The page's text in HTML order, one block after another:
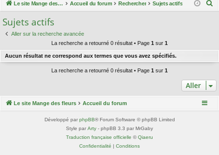
co
ur
ci
u ne cri
Le site Mange des fleurs Accueil du forum Rechercher Sujets actifs
e
Sujets actifs
Aller sur la recherche avancée
La recherche a retourné 0 résultat • Page 1 sur 1
Aucun résultat ne correspond aux termes que vous avez spécifiés.
La recherche a retourné 0 résultat • Page 1 sur 1
Aller
Le site Mange des fleurs Accueil du forum
Développé par phpBB® Forum Software © phpBB Limited
Style par Arty - phpBB 3.3 par MrGaby
Traduction française officielle ©Qiaeru
Confidentialité | Conditions